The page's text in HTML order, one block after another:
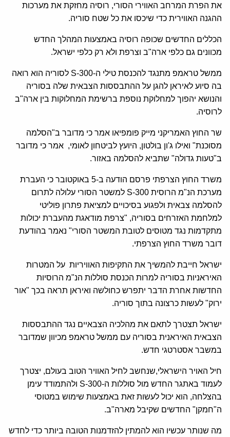
את הפרת המרחב האווירי הסורי, רוסיה מחזקת את מערכות
ההגנה האווירית כדי שיכסו את כל שטח סוריה.
הכללים החדשים שכופה רוסיה באמצעות המהלך החדש
מכוונים גם כלפי ארה"ב וצרפת ולא רק כלפי ישראל.
ממשל טראמפ מתנגד להכנסת טילי ה-300-S לסוריה הוא רואה
בה סיוע לאיראן להגן על ההתבססות הצבאית שלה בסוריה
והנושא יהפוך למחלוקת נוספת ברשימת המחלוקות בין ארה"ב
לרוסיה.
שר החוץ האמריקני מייק פומפיאו אמר כי מדובר ב"הסלמה
מסוכנת" ואילו ג'ון בולטון, היועץ לביטחון לאומי, אמר כי מדובר
ב"טעות גדולה" שתביא להסלמה באזור.
משרד החוץ הצרפתי פרסם הודעה ב-5 באוקטובר כי העברת
מערכת הנ"מ הרוסית 300-S למשטר הסורי עלולה לתרום
להסלמה צבאית ולפגוע בסיכויים למציאת פתרון פוליטי
למלחמת האזרחים בסוריה, "צרפת מודאגת מהעברת יכולות
מתקדמות נגד מטוסים לטובת המשטר הסורי" נאמר בהודעת
דובר משרד החוץ הצרפתי.
ישראל חייבת להמשיך את התקיפות האוויריות על המטרות
האיראניות בסוריה למרות הכנסת סוללות הנ"מ הרוסיות
החדשות אחרת הדבר יתפרש כחולשה ואיראן תראה בכך "אור
ירוק" לעשות כרצונה בתוך סוריה.
ישראל תצטרך לתאם את מהלכיה הצבאיים נגד ההתבססות
הצבאית האיראנית בסוריה עם ממשל טראמפ מכיוון שמדובר
במשבר אסטרטגי חדש.
חיל האויר הישראלי,שנחשב לחיל האוויר הטוב בעולם, יצטרך
לעמוד באתגר החדש מול סוללות ה-300-S ולהתמודד עימן
בהצלחה, הוא יכול לעשות זאת באמצעות שימוש במטוסי
ה"חמקן" החדשים שקיבל מארה"ב.
מה שנותר עכשיו הוא להמתין להזדמנות הטובה ביותר כדי לחדש